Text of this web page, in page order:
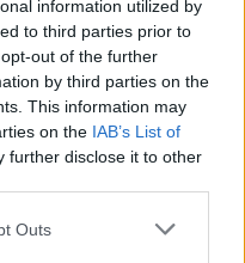
information utilized by
to third parties prior to
out of the further
by third parties on the
This information may
on the IAB’s List of
further disclose it to other
one or more Google
Outs
teszünk mi
szemtelenül
traumákat élt át,
nem
továbbadja a
ez a kérdés
ő túl tudott lépni